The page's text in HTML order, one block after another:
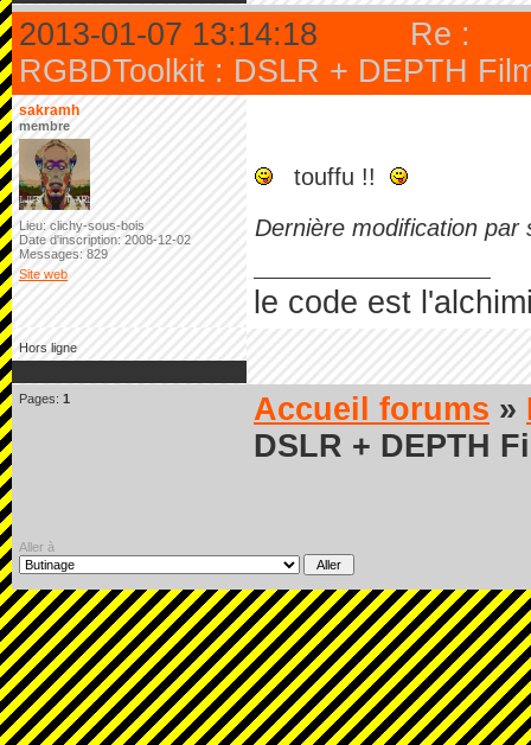
2013-01-07 13:14:18
Re :
RGBDToolkit : DSLR + DEPTH
sakramh
membre
Lieu: clichy-sous-bois
Date d'inscription: 2008-12-02
Messages: 829
Site web
touffu !!
Dernière modification
le code est
Hors ligne
Pages: 1 Accueil forums »
DSLR + DEPTH
Aller à